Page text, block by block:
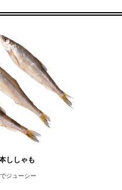
ししゃも
ジューシー